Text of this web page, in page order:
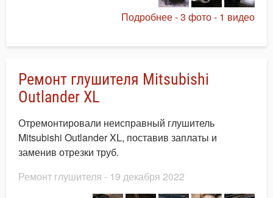
Подробнее - 3 фото - 1 видео
Ремонт глушителя Mitsubishi
Outlander XL
Отремонтировали неисправный глушитель
Mitsubishi Outlander XL, поставив заплаты и
заменив отрезки труб.
Ремонт глушителя - 19 декабря 2022